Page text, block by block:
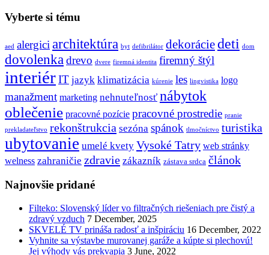
Vyberte si tému
aed alergici architektúra byt defibrilátor dekoráciedeti dom
dovolenkadrevo dvere firemná identita firemný štýl
interiérIT jazyk klimatizácia kúrenie les lingvistika logo
manažment marketing nehnuteľnosť nábytok
oblečenie pracovné pozície pracovné prostredie pranie
prekladateľstvo rekonštrukcia sezóna spánok tlmočníctvo turistika
ubytovanie umelé kvety Vysoké Tatry web stránky
welness zahraničie zdravie zákazník zástava srdca článok
Najnovšie pridané
Filteko: Slovenský líder vo filtračných riešeniach pre čistý a
zdravý vzduch 7 December, 2025
SKVELÉ TV prináša radosť a inšpiráciu 16 December, 2022
Vyhnite sa výstavbe murovanej garáže a kúpte si plechovú!
Jej výhody vás prekvapia 3 June, 2022